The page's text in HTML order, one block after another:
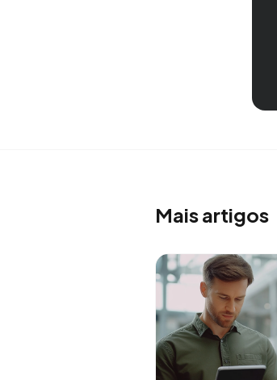
Mais artigos